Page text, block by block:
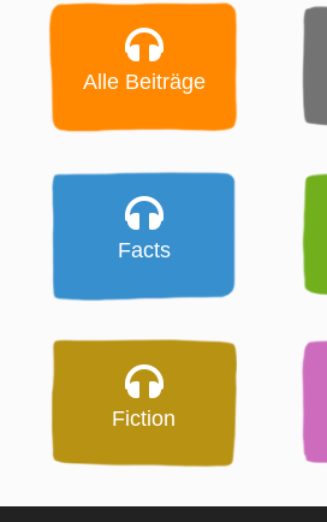
Alle Beiträge
Facts
Fiction